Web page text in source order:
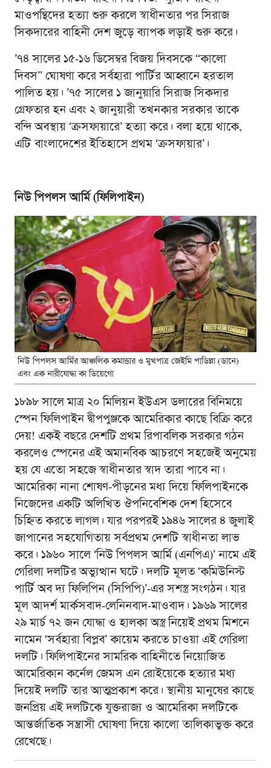
মাওপন্থিদের হত্যা শুরু করলে স্বাধীনতার পর সিরাজ
সিকদারের বাহিনী দেশ জুড়ে ব্যাপক লড়াই শুরু করে।
’৭৪ সালের ১৫-১৬ ডিসেম্বর বিজয় দিবসকে “কালো
দিবস” ঘোষণা করে সর্বহারা পার্টির আহ্বানে হরতাল
পালিত হয়। ’৭৫ সালের ১ জানুয়ারি সিরাজ সিকদার
গ্রেফতার হন এবং ২ জানুয়ারী তখনকার সরকার তাকে
বন্দি অবস্থায় ‘ক্রসফায়ারে’ হত্যা করে। বলা হয়ে থাকে,
এটি বাংলাদেশের ইতিহাসে প্রথম ‘ক্রসফায়ার’।
নিউ পিপলস আর্মি (ফিলিপাইন)
নিউ পিপলস আর্মির আঞ্চলিক কমান্ডার ও মুখপাত্র জেইমি পাডিল্লা (ডানে)
এবং এক নারীযোদ্ধা কা ডিয়েগো
১৮৯৮ সালে মাত্র ২০ মিলিয়ন ইউএস ডলারের বিনিময়ে
স্পেন ফিলিপাইন দ্বীপপুঞ্জকে আমেরিকার কাছে বিক্রি করে
দেয়! একই বছরে দেশটি প্রথম রিপাবলিক সরকার গঠন
করলেও স্পেনের এই অমানবিক আচরণে সহজেই অনুমেয়
হয় যে এতো সহজে স্বাধীনতার স্বাদ তারা পাবে না।
আমেরিকা নানা শোষণ-পীড়নের মধ্য দিয়ে ফিলিপাইনকে
নিজেদের একটি অলিখিত ঔপনিবেশিক দেশ হিসেবে
চিহ্নিত করতে লাগল। যার পরপরই ১৯৪৬ সালের ৪ জুলাই
জাপানের সহযোগিতায় সর্বপ্রথম দেশটি স্বাধীনতা লাভ
করে। ১৯৬০ সালে ‘নিউ পিপলস আর্মি (এনপিএ)’ নামে এই
গেরিলা দলটির অভ্যুত্থান ঘটে। দলটি মূলত ‘কমিউনিস্ট
পার্টি অব দ্য ফিলিপিন (সিপিপি)’-এর সশস্ত্র সংগঠন। যার
মূল আদর্শ মার্কসবাদ-লেনিনবাদ-মাওবাদ। ১৯৬৯ সালের
২৯ মার্চ ৭২ জন যোদ্ধা ও হালকা অস্ত্র নিয়েই প্রথম মিশনে
নামেন ‘সর্বহারা বিপ্লব’ কায়েম করতে চাওয়া এই গেরিলা
দলটি। ফিলিপাইনের সামরিক বাহিনীতে নিয়োজিত
আমেরিকান কর্নেল জেমস এন রোইয়েকে হত্যার মধ্য
দিয়েই দলটি তার আত্মপ্রকাশ করে। স্থানীয় মানুষের কাছে
জনপ্রিয় এই দলটিকে যুক্তরাজ্য ও আমেরিকা দলটিকে
আন্তর্জাতিক সন্ত্রাসী ঘোষণা দিয়ে কালো তালিকাভুক্ত করে
রেখেছে।